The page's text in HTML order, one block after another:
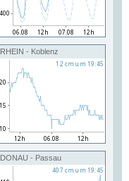
RHEIN - Koblenz
DONAU - Passau